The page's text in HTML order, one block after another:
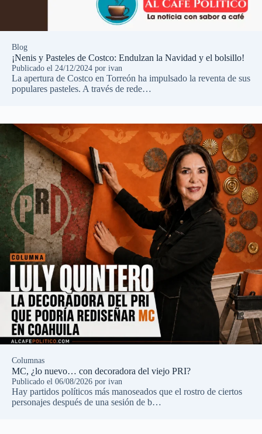
Blog
¡Nenis y Pasteles de Costco: Endulzan la Navidad y el bolsillo!
Publicado el 24/12/2024 por ivan
La apertura de Costco en Torreón ha impulsado la reventa de sus
populares pasteles. A través de rede…
Columnas
MC, ¿lo nuevo… con decoradora del viejo PRI?
Publicado el 06/08/2026 por ivan
Hay partidos políticos más manoseados que el rostro de ciertos
personajes después de una sesión de b…